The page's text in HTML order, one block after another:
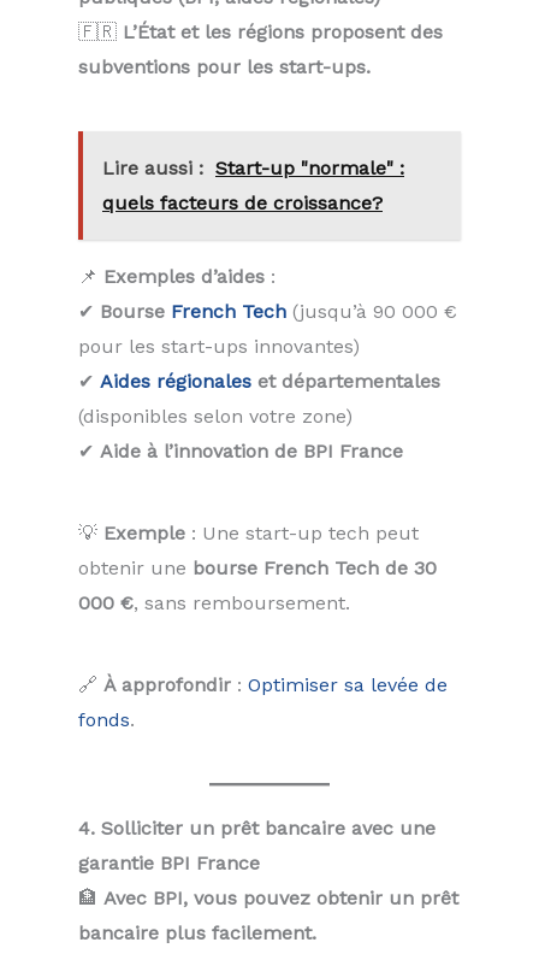
🇫🇷 L’État et les régions proposent des
subventions pour les start-ups.
Lire aussi : Start-up "normale" :
quels facteurs de croissance?
📌 Exemples d’aides :
✔ Bourse French Tech (jusqu’à 90 000 €
pour les start-ups innovantes)
✔ Aides régionales et départementales
(disponibles selon votre zone)
✔ Aide à l’innovation de BPI France
💡 Exemple : Une start-up tech peut
obtenir une bourse French Tech de 30
000 €, sans remboursement.
🔗 À approfondir : Optimiser sa levée de
fonds.
4. Solliciter un prêt bancaire avec une
garantie BPI France
🏦 Avec BPI, vous pouvez obtenir un prêt
bancaire plus facilement.